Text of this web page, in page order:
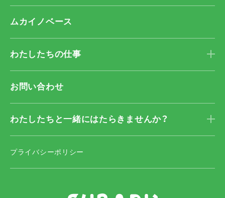
ムカイノベース
わたしたちの仕事
お問い合わせ
わたしたちと一緒にはたらきませんか？
プライバシーポリシー